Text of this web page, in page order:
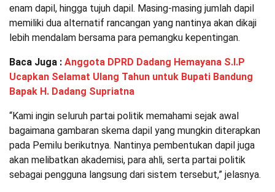
enam dapil, hingga tujuh dapil. Masing-masing jumlah dapil
memiliki dua alternatif rancangan yang nantinya akan dikaji
lebih mendalam bersama para pemangku kepentingan.
Baca Juga : Anggota DPRD Dadang Hemayana S.I.P
Ucapkan Selamat Ulang Tahun untuk Bupati Bandung
Bapak H. Dadang Supriatna
“Kami ingin seluruh partai politik memahami sejak awal
bagaimana gambaran skema dapil yang mungkin diterapkan
pada Pemilu berikutnya. Nantinya pembentukan dapil juga
akan melibatkan akademisi, para ahli, serta partai politik
sebagai pengguna langsung dari sistem tersebut,” jelasnya.